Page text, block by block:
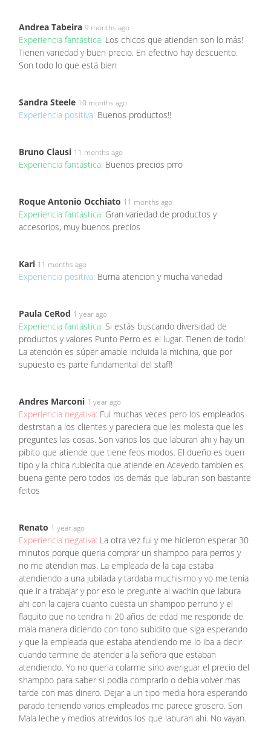
Andrea Tabeira 9 months ago
Experiencia fantástica: Los chicos que atienden son lo más!
Tienen variedad y buen precio. En efectivo hay descuento.
Son todo lo que está bien
Sandra Steele 10 months ago
Experiencia positiva: Buenos productos!!
Bruno Clausi 11 months ago
Experiencia fantástica: Buenos precios prro
Roque Antonio Occhiato 11 months ago
Experiencia fantástica: Gran variedad de productos y
accesorios, muy buenos precios
Kari 11 months ago
Experiencia positiva: Burna atencion y mucha variedad
Paula CeRod 1 year ago
Experiencia fantástica: Si estás buscando diversidad de
productos y valores Punto Perro es el lugar. Tienen de todo!
La atención es súper amable incluida la michina, que por
supuesto es parte fundamental del staff!
Andres Marconi 1 year ago
Experiencia negativa: Fui muchas veces pero los empleados
destrstan a los clientes y pareciera que les molesta que les
preguntes las cosas. Son varios los que laburan ahi y hay un
pibito que atiende que tiene feos modos. El dueño es buen
tipo y la chica rubiecita que atiende en Acevedo tambien es
buena gente pero todos los demás que laburan son bastante
feitos
Renato 1 year ago
Experiencia negativa: La otra vez fui y me hicieron esperar 30
minutos porque queria comprar un shampoo para perros y
no me atendian mas. La empleada de la caja estaba
atendiendo a una jubilada y tardaba muchisimo y yo me tenia
que ir a trabajar y por eso le pregunte al wachin que labura
ahi con la cajera cuanto cuesta un shampoo perruno y el
flaquito que no tendra ni 20 años de edad me responde de
mala manera diciendo con tono subidito que siga esperando
y que la empleada que estaba atendiendo me lo iba a decir
cuando termine de atender a la señora que estaban
atendiendo. Yo no queria colarme sino averiguar el precio del
shampoo para saber si podia comprarlo o debia volver mas
tarde con mas dinero. Dejar a un tipo media hora esperando
parado teniendo varios empleados me parece grosero. Son
Mala leche y medios atrevidos los que laburan ahi. No vayan.